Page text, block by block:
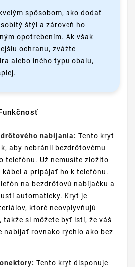
spôsobom, ako dodať
štýl a zároveň ho
opotrebením. Ak však
ochranu, zvážte
alebo iného typu obalu,
nabíjania: Tento kryt
aby nebránil bezdrôtovému
telefónu. Už nemusíte zložito
kábel a pripájať ho k telefónu.
na bezdrôtovú nabíjačku a
automaticky. Kryt je
ktoré neovplyvňujú
takže si môžete byť istí, že váš
nabíjať rovnako rýchlo ako bez
Tento kryt disponuje